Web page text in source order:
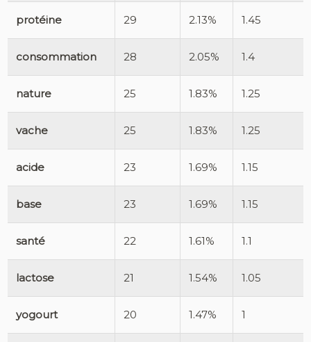
protéine 29 2.13% 1.45
consommation 28 2.05% 1.4
nature 25 1.83% 1.25
vache 25 1.83% 1.25
acide 23 1.69% 1.15
base 23 1.69% 1.15
santé 22 1.61% 1.1
lactose 21 1.54% 1.05
yogourt 20 1.47% 1